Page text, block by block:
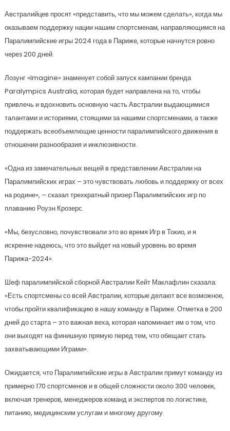
Австралийцев просят «представить, что мы можем сделать», когда мы
оказываем поддержку нации нашим спортсменам, направляющимся на
Паралимпийские игры 2024 года в Париже, которые начнутся ровно
через 200 дней.
Лозунг «Imagine» знаменует собой запуск кампании бренда
Paralympics Australia, которая будет направлена на то, чтобы
привлечь и вдохновить основную часть Австралии выдающимися
талантами и историями, стоящими за нашими спортсменами, а также
поддержать всеобъемлющие ценности паралимпийского движения в
отношении разнообразия и инклюзивности.
«Одна из замечательных вещей в представлении Австралии на
Паралимпийских играх – это чувствовать любовь и поддержку от всех
на родине», – сказал трехкратный призер Паралимпийских игр по
плаванию Роуэн Крозерс.
«Мы, безусловно, почувствовали это во время Игр в Токио, и я
искренне надеюсь, что это выйдет на новый уровень во время
Парижа-2024».
Шеф паралимпийской сборной Австралии Кейт Маклафлин сказала:
«Есть спортсмены со всей Австралии, которые делают все возможное,
чтобы пройти квалификацию в нашу команду в Париже. Отметка в 200
дней до старта – это важная веха, которая напоминает им о том, что
они выходят на финишную прямую перед тем, что обещает стать
захватывающими Играми».
Ожидается, что Паралимпийские игры в Австралии примут команду из
примерно 170 спортсменов и в общей сложности около 300 человек,
включая тренеров, менеджеров команд и экспертов по логистике,
питанию, медицинским услугам и многому другому.